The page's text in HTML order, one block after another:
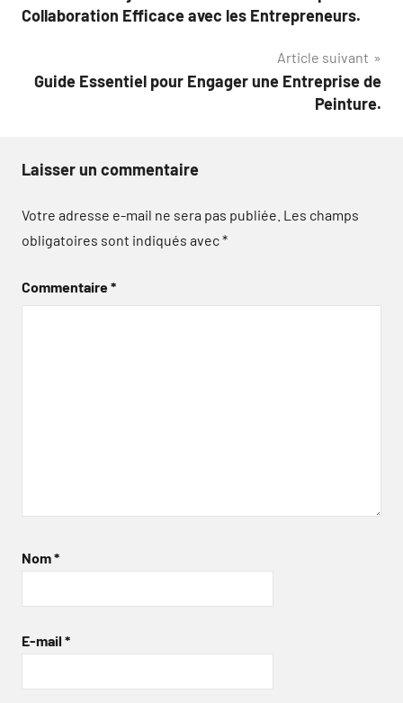
de
Collaboration Efficace avec les Entrepreneurs.
Article suivant
Guide Essentiel pour Engager une Entreprise de
Peinture.
Laisser un commentaire
Votre adresse e-mail ne sera pas publiée. Les champs
obligatoires sont indiqués avec*
Commentaire*
Nom*
E-mail *